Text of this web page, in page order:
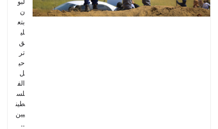
ن
بتع
لي
ق
تر
حي
ل
الف
لس
طين
يين
..